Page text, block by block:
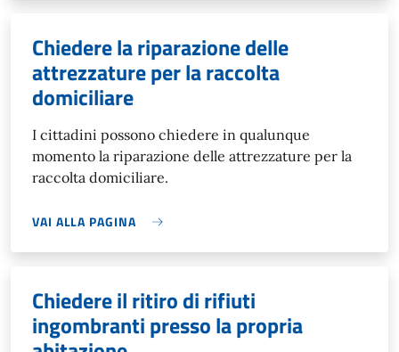
Chiedere la riparazione delle
attrezzature per la raccolta
domiciliare
I cittadini possono chiedere in qualunque
momento la riparazione delle attrezzature per la
raccolta domiciliare.
VAI ALLA PAGINA
Chiedere il ritiro di rifiuti
ingombranti presso la propria